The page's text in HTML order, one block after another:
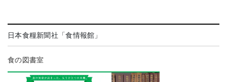
日本食糧新聞社「食情報館」
食の図書室